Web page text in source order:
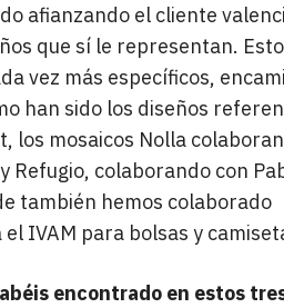
afianzando el cliente
que sí le representan.
vez más específicos,
han sido los diseños
los mosaicos Nolla
Refugio, colaborando con
también hemos colaborado
IVAM para bolsas y
encontrado en estos